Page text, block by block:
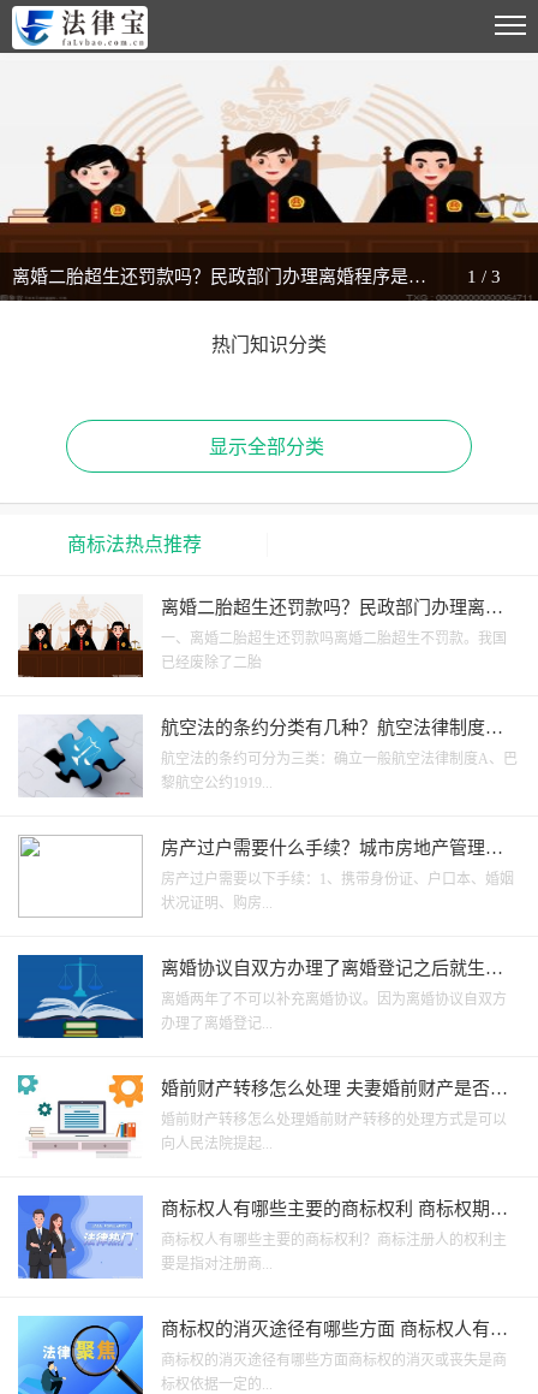
离婚二胎超生还罚款吗？民政部门办理离婚程序是什么？_热闻 1 /3
热门知识分类
显示全部分类
商标法热点推荐
离婚二胎超生还罚款吗？民政部门办理离婚
程序是什么？_热闻
一、离婚二胎超生还罚款吗离婚二胎超生不罚款。我国
已经废除了二胎
航空法的条约分类有几种？航空法律制度有
哪些规定？
航空法的条约可分为三类：确立一般航空法律制度A、巴
黎航空公约1919...
房产过户需要什么手续？城市房地产管理法
第六十一条规定内容是什么？
房产过户需要以下手续：1、携带身份证、户口本、婚姻
状况证明、购房...
离婚协议自双方办理了离婚登记之后就生效
了吗？可以补充离婚协议吗？
离婚两年了不可以补充离婚协议。因为离婚协议自双方
办理了离婚登记...
婚前财产转移怎么处理 夫妻婚前财产是否属
于共同财产吗？
婚前财产转移怎么处理婚前财产转移的处理方式是可以
向人民法院提起...
商标权人有哪些主要的商标权利 商标权期限
是多久？
商标权人有哪些主要的商标权利？商标注册人的权利主
要是指对注册商...
商标权的消灭途径有哪些方面 商标权人有哪
些主要的商标权利？
商标权的消灭途径有哪些方面商标权的消灭或丧失是商
标权依据一定的...